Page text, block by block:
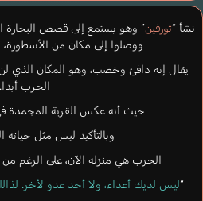
نشأ “ثورفين” وهو يستمع إلى قصص البحارة
ووصلوا إلى مكان من الأسطورة،
يقال إنه دافئ وخصب، وهو المكان الذي
الحرب أبدا.
حيث أنه عكس القرية المجمدة
وبالتأكيد ليس مثل حياته
الحرب هي منزله الآن، على الرغم
“ليس لديك أعداء، ولا أحد عدو لأخر.